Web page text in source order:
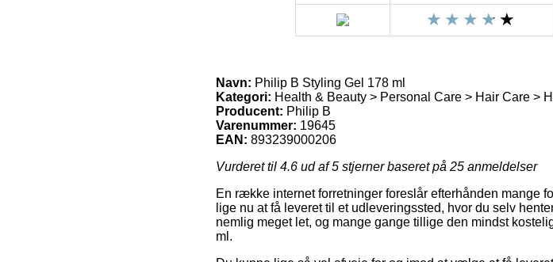
Navn: Philip B Styling Gel 178 ml
Kategori: Health & Beauty > Personal Care > Hair Care >
Producent: Philip B
Varenummer: 19645
EAN: 893239000206
Vurderet til 4.6 ud af 5 stjerner baseret på 25 anmeldelser
En række internet forretninger foreslår efterhånden mange
lige nu at få leveret til et udleveringssted, hvor du selv
nemlig meget let, og mange gange tillige den mindst
ml.